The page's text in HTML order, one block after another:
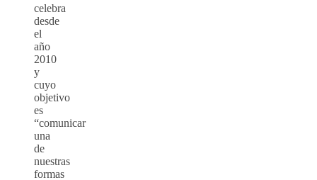
celebra
desde
el
año
2010
y
cuyo
objetivo
es
“comunicar
una
de
nuestras
formas